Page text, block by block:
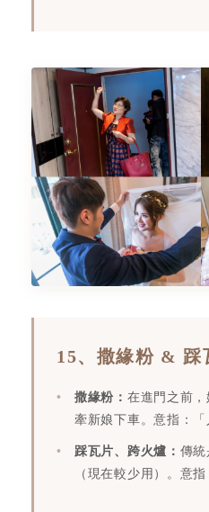
15、撒緣粉 & 踩
撒緣粉： 在進門之前
牽新娘下車。意指：「
踩瓦片、跨火爐： 傳統
（現在較少用）。意